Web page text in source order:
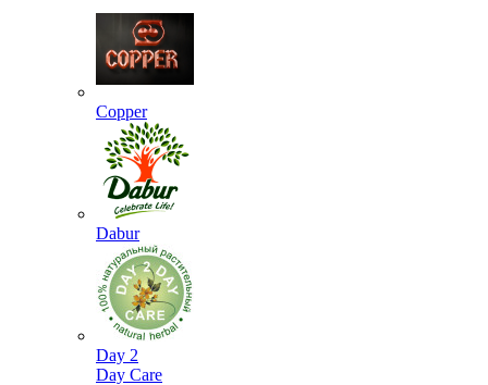
Copper
Dabur
Day 2
Day Care